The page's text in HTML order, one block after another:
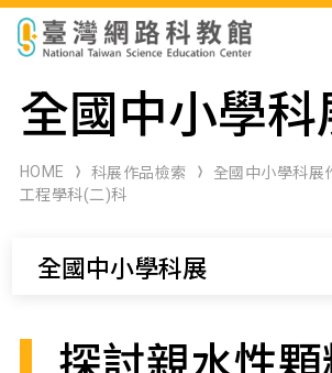
科展作品檢索
科學研習月刊
全國中小學科
HOME 科展作品檢索
全國中小學科展
工程學科(二)科
全國中小學科展